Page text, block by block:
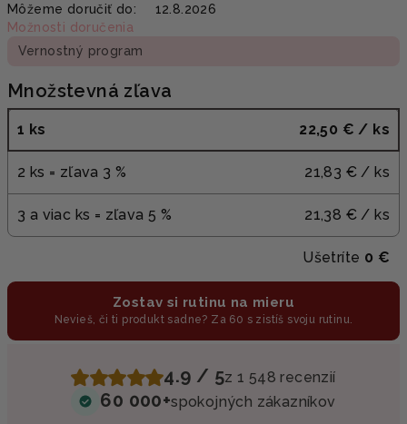
cena:
Môžeme doručiť do:
12.8.2026
Možnosti doručenia
Vernostný program
Množstevná zľava
1 ks 22,50 € / ks
2 ks = zľava 3 % 21,83 € / ks
3 a viac ks = zľava 5 % 21,38 € / ks
Ušetríte 0 €
Zostav si rutinu na mieru
Nevieš, či ti produkt sadne? Za 60 s zistíš svoju rutinu.
4.9 / 5z 1 548 recenzií
60 000+spokojných zákazníkov